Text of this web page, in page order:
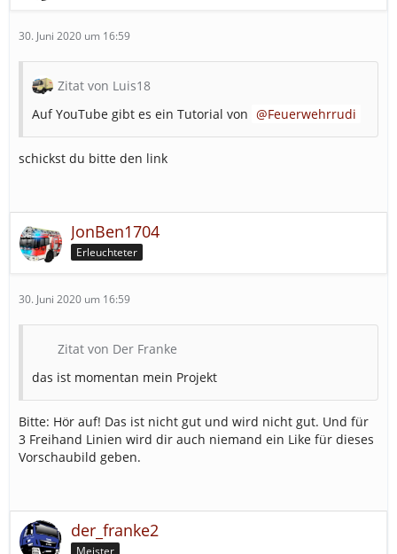
30. Juni 2020 um 16:59
Zitat von Luis18
Auf YouTube gibt es ein Tutorial von
Feuerwehrrudi
schickst du bitte den link
JonBen1704
Erleuchteter
30. Juni 2020 um 16:59
Zitat von Der Franke
das ist momentan mein Projekt
Bitte: Hör auf! Das ist nicht gut und wird nicht gut. Und für
3 Freihand Linien wird dir auch niemand ein Like für dieses
Vorschaubild geben.
der_franke2
Meister